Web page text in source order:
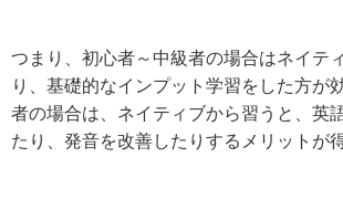
つまり、初心者～中級者の場合はネイテ
り、基礎的なインプット学習をした方が
者の場合は、ネイティブから習うと、英
たり、発音を改善したりするメリットが